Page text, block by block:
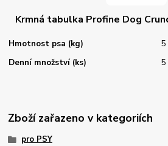
Krmná tabulka Profine Dog
Hmotnost psa (kg) 5
Denní množství (ks)
5
Zboží zařazeno v kategoriích
pro PSY